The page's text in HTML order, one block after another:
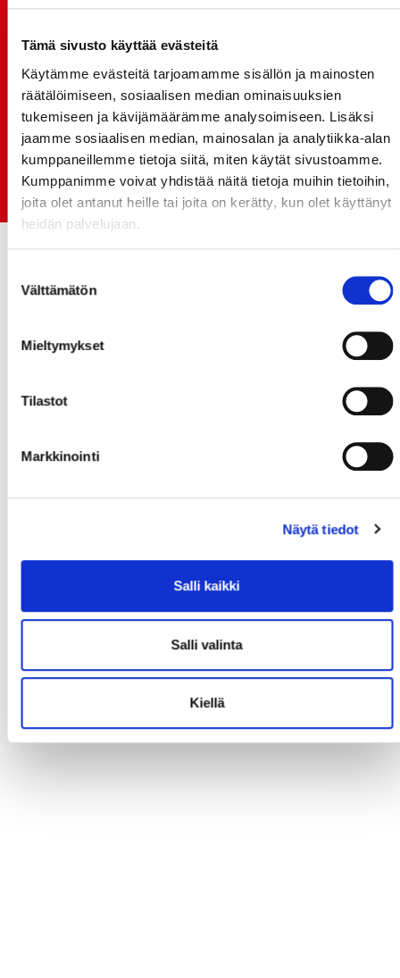
Tämä sivusto käyttää evästeitä
Käytämme evästeitä tarjoamamme sisällön ja mainosten
räätälöimiseen, sosiaalisen median ominaisuuksien
tukemiseen ja kävijämäärämme analysoimiseen. Lisäksi
jaamme sosiaalisen median, mainosalan ja analytiikka-alan
kumppaneillemme tietoja siitä, miten käytät sivustoamme.
Kumppanimme voivat yhdistää näitä tietoja muihin tietoihin,
joita olet antanut heille tai joita on kerätty, kun olet käyttänyt
heidän palvelujaan.
valinta
Välttämätön
Mieltymykset
Tilastot
Markkinointi
Näytä tiedot
Salli kaikki
Salli valinta
Kiellä
15.07.
Rinta-Joupin Autoliike jatkaa Sportin
pääyhteistyökumppanina Superkaudella – jatkoa
monikymmenvuotiselle yhteistyölle
06.07.
Early Bird-lippupaketit nyt myynnissä! - näe
Jokerit-matsi ja useat muut